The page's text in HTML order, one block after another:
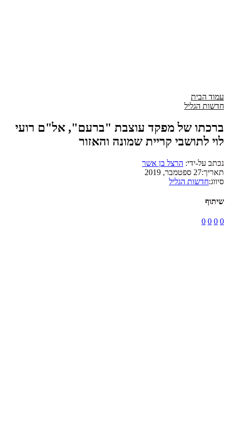
עמוד הבית
חדשות הגליל
ברכתו של מפקד עוצבת "ברעם", אל"ם רועי
לוי לתושבי קריית שמונה והאזור
נכתב על-ידי: הרצל בן אשר
תאריך:27 ספטמבר, 2019
סיווג:חדשות הגליל
שיתוף
0
0
0
0